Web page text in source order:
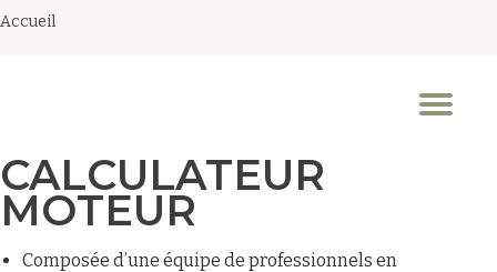
Accueil
CALCULATEUR
MOTEUR
Composée d’une équipe de professionnels en